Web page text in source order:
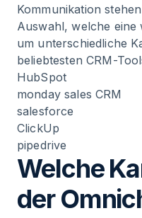
Kommunikation
Auswahl, welche eine
um unterschiedliche
beliebtesten CRM-
HubSpot
monday sales CRM
salesforce
ClickUp
pipedrive
Welche
der